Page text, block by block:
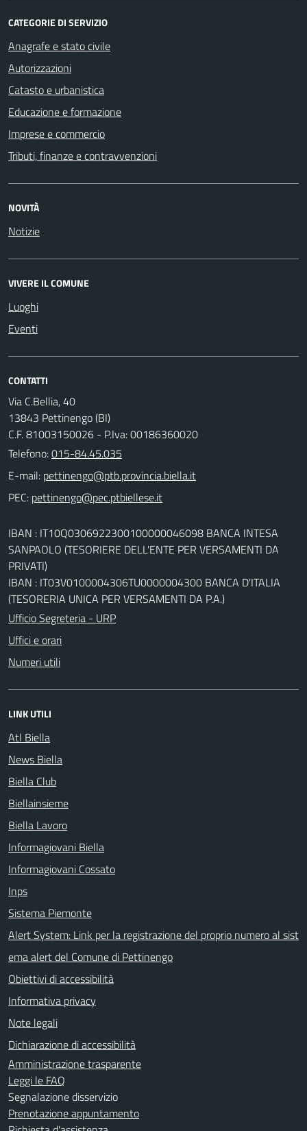
CATEGORIE DI SERVIZIO
Anagrafe e stato civile
Autorizzazioni
Catasto e urbanistica
Educazione e formazione
Imprese e commercio
Tributi, finanze e contravvenzioni
NOVITÀ
Notizie
VIVERE IL COMUNE
Luoghi
Eventi
CONTATTI
Via C.Bellia, 40
13843 Pettinengo (BI)
C.F. 81003150026 - P.Iva: 00186360020
Telefono:015-84.45.035
E-mail:
PEC:
IBAN : IT10Q0306922300100000046098 BANCA INTESA
SANPAOLO (TESORIERE DELL'ENTE PER VERSAMENTI DA
PRIVATI)
IBAN : IT03V0100004306TU0000004300 BANCA D'ITALIA
(TESORERIA UNICA PER VERSAMENTI DA P.A.)
Ufficio Segreteria - URP
Uffici e orari
Numeri utili
LINK UTILI
Atl Biella
News Biella
Biella Club
Biellainsieme
Biella Lavoro
Informagiovani Biella
Informagiovani Cossato
Inps
Sistema Piemonte
Alert System: Link per la registrazione del proprio numero al sist
ema alert del Comune di Pettinengo
Obiettivi di accessibilità
Informativa privacy
Note legali
Dichiarazione di accessibilità
Amministrazione trasparente
Leggi le FAQ
Segnalazione disservizio
Prenotazione appuntamento